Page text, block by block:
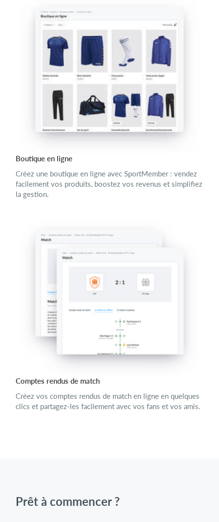
Boutique en ligne
Créez une boutique en ligne avec SportMember : vendez
facilement vos produits, boostez vos revenus et simplifiez
la gestion.
Comptes rendus de match
Créez vos comptes rendus de match en ligne en quelques
clics et partagez-les facilement avec vos fans et vos amis.
Prêt à commencer ?